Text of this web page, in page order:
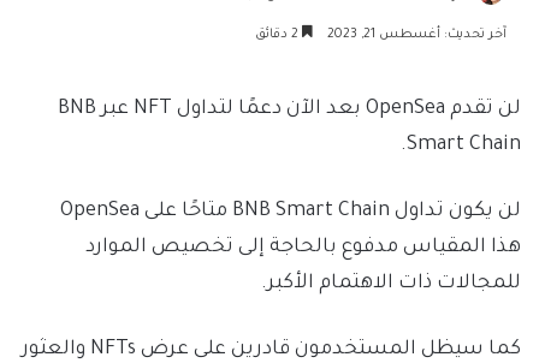
آخر تحديث: أغسطس 21, 2023
لن تقدم OpenSea بعد الآن دعمًا لتداول NFT عبر BNB
Smart Chain.
لن يكون تداول BNB Smart Chain متاحًا على OpenSea
هذا المقياس مدفوع بالحاجة إلى تخصيص الموارد
للمجالات ذات الاهتمام الأكبر.
كما سيظل المستخدمون قادرين على عرض NFTs والعثور